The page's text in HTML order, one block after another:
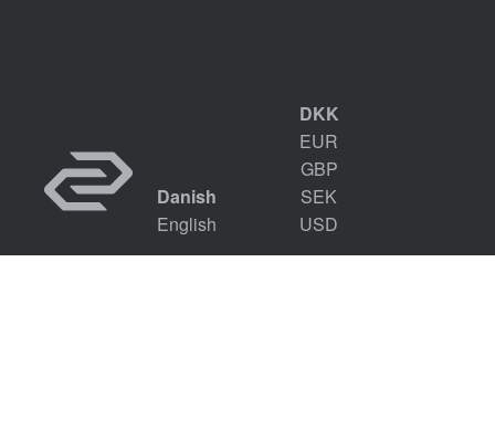
Danish
English
DKK
EUR
GBP
SEK
USD